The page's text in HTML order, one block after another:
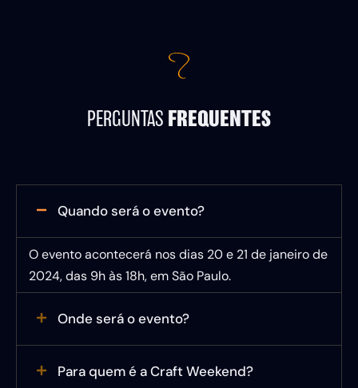
PERGUNTAS FREQUENTES
Quando será o evento?
O evento acontecerá nos dias 20 e 21 de janeiro de
2024, das 9h às 18h, em São Paulo.
Onde será o evento?
Para quem é a Craft Weekend?